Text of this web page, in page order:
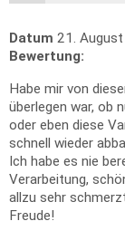
Datum 21.
Bewertung:
Habe mir von
überlegen war, ob
oder eben diese
schnell wieder
Ich habe es nie
Verarbeitung,
allzu sehr
Freude!